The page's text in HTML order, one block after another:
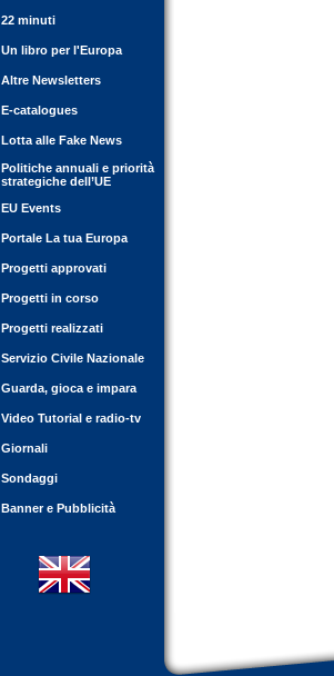
22 minuti
Un libro per l'Europa
Altre Newsletters
E-catalogues
Lotta alle Fake News
Politiche annuali e priorità
strategiche dell’UE
EU Events
Portale La tua Europa
Progetti approvati
Progetti in corso
Progetti realizzati
Servizio Civile Nazionale
Guarda, gioca e impara
Video Tutorial e radio-tv
Giornali
Sondaggi
Banner e Pubblicità